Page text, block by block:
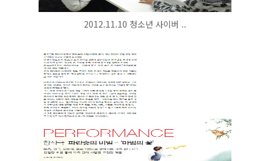
2012.11.10 청소년 사이버 ..